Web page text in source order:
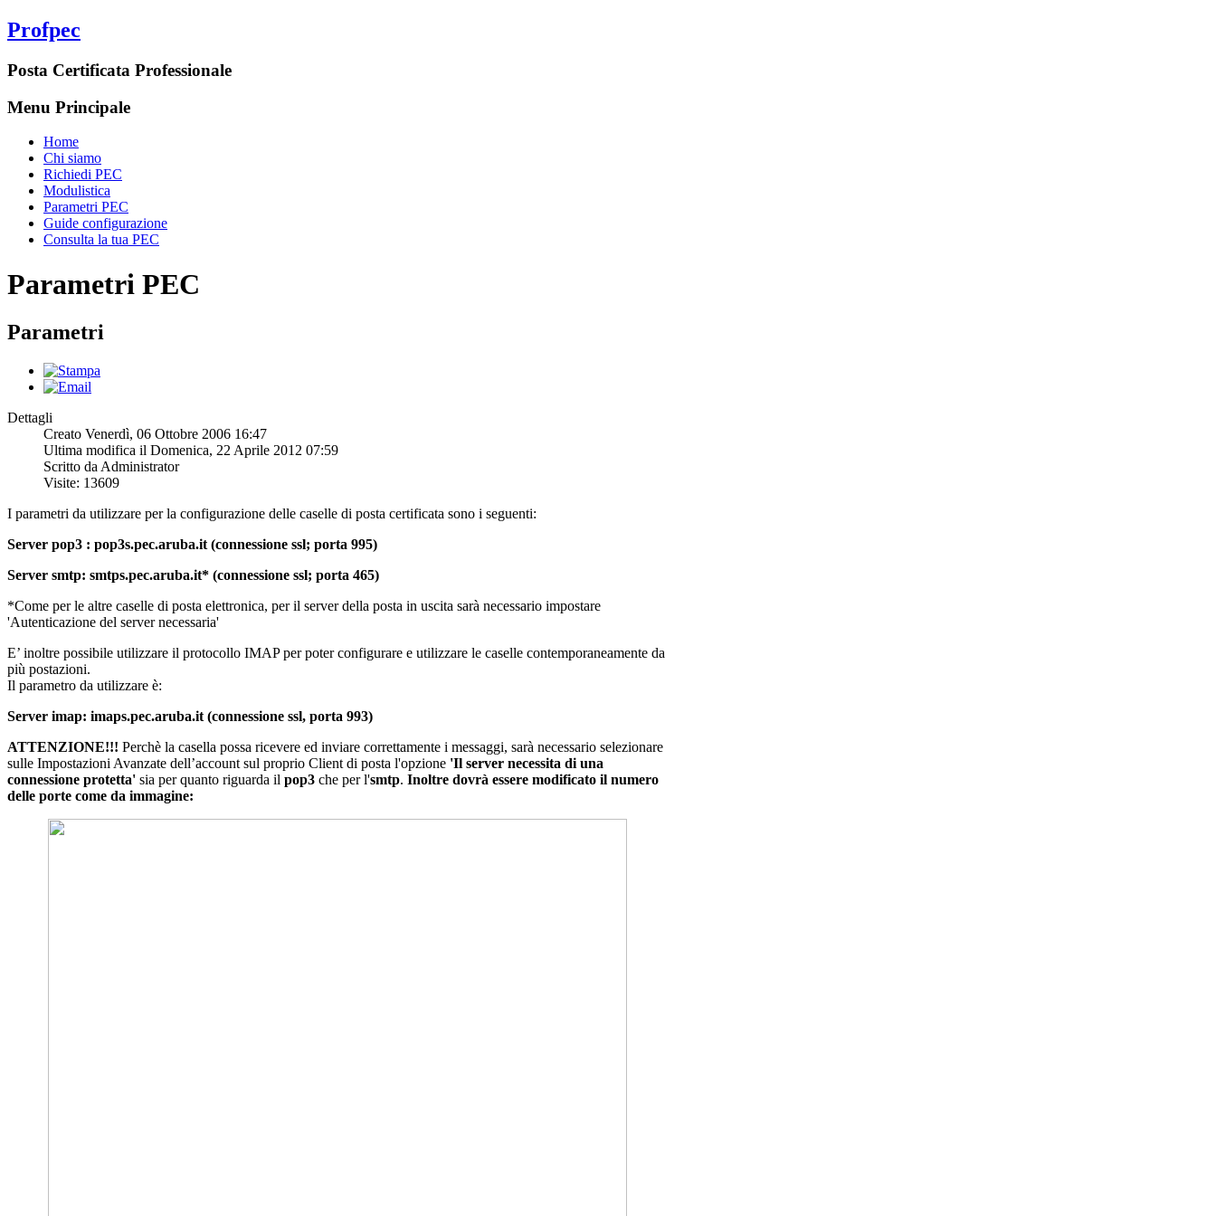
Profpec
Posta Certificata Professionale
Menu Principale
Home
Chi siamo
Richiedi PEC
Modulistica
Parametri PEC
Guide configurazione
Consulta la tua PEC
Parametri PEC
Parametri
Dettagli
Creato Venerdì, 06 Ottobre 2006 16:47
Ultima modifica il Domenica, 22 Aprile 2012 07:59
Scritto da Administrator
Visite: 13609
I parametri da utilizzare per la configurazione delle caselle di posta certificata sono i seguenti:
Server pop3 : pop3s.pec.aruba.it (connessione ssl; porta 995)
Server smtp: smtps.pec.aruba.it* (connessione ssl; porta 465)
*Come per le altre caselle di posta elettronica, per il server della posta in uscita sarà necessario impostare
'Autenticazione del server necessaria'
E’ inoltre possibile utilizzare il protocollo IMAP per poter configurare e utilizzare le caselle contemporaneamente da
più postazioni.
Il parametro da utilizzare è:
Server imap: imaps.pec.aruba.it (connessione ssl, porta 993)
ATTENZIONE!!! Perchè la casella possa ricevere ed inviare correttamente i messaggi, sarà necessario selezionare
sulle Impostazioni Avanzate dell’account sul proprio Client di posta l'opzione 'Il server necessita di una
connessione protetta' sia per quanto riguarda il pop3 che per l'smtp. Inoltre dovrà essere modificato il numero
delle porte come da immagine: